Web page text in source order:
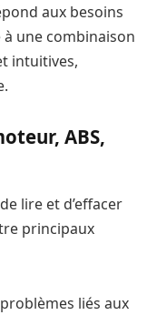
aux besoins
une combinaison
intuitives,
ABS,
lire et d’effacer
principaux
liés aux